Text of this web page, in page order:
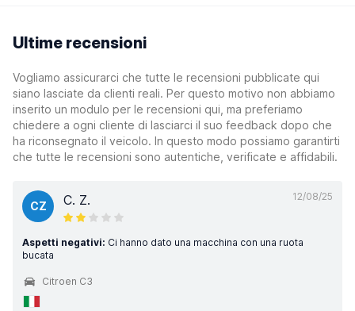
Ultime recensioni
Vogliamo assicurarci che tutte le recensioni pubblicate qui
siano lasciate da clienti reali. Per questo motivo non abbiamo
inserito un modulo per le recensioni qui, ma preferiamo
chiedere a ogni cliente di lasciarci il suo feedback dopo che
ha riconsegnato il veicolo. In questo modo possiamo garantirti
che tutte le recensioni sono autentiche, verificate e affidabili.
12/08/25
CZ C. Z.
Aspetti negativi: Ci hanno dato una macchina con una ruota
bucata
Citroen C3